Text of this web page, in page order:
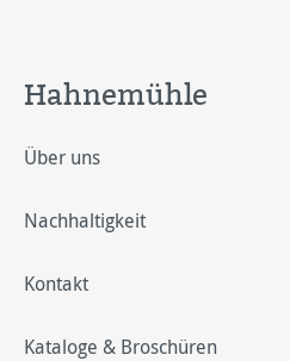
Hahnemühle
Über uns
Nachhaltigkeit
Kontakt
Kataloge & Broschüren